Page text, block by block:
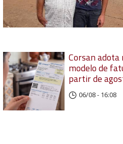
Corsan adota
modelo de
partir de
06/08 - 16:08